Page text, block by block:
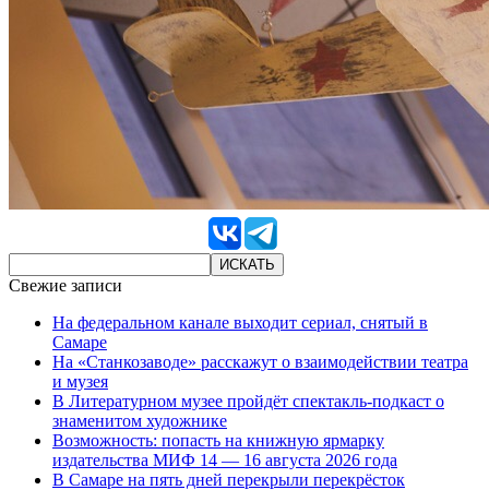
Свежие записи
На федеральном канале выходит сериал, снятый в
Самаре
На «Станкозаводе» расскажут о взаимодействии театра
и музея
В Литературном музее пройдёт спектакль-подкаст о
знаменитом художнике
Возможность: попасть на книжную ярмарку
издательства МИФ 14 — 16 августа 2026 года
В Самаре на пять дней перекрыли перекрёсток